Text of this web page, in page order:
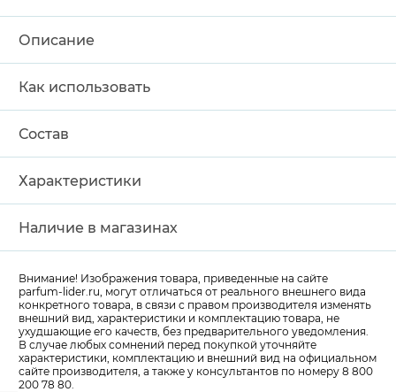
Описание
Как использовать
Состав
Характеристики
Наличие в магазинах
Внимание! Изображения товара, приведенные на сайте
parfum-lider.ru, могут отличаться от реального внешнего вида
конкретного товара, в связи с правом производителя изменять
внешний вид, характеристики и комплектацию товара, не
ухудшающие его качеств, без предварительного уведомления.
В случае любых сомнений перед покупкой уточняйте
характеристики, комплектацию и внешний вид на официальном
сайте производителя, а также у консультантов по номеру 8 800
200 78 80.